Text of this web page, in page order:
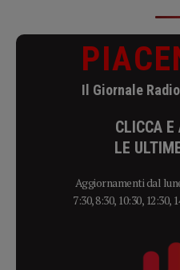
Il Giornale
CLICCA E
LE
Aggiornamenti dal
7:30, 8:30, 10:30, 12:30,